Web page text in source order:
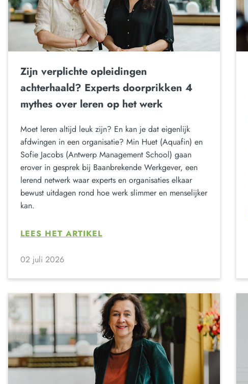
Zijn verplichte opleidingen
achterhaald? Experts doorprikken 4
mythes over leren op het werk
Moet leren altijd leuk zijn? En kan je dat eigenlijk
afdwingen in een organisatie? Min Huet (Aquafin) en
Sofie Jacobs (Antwerp Management School) gaan
erover in gesprek bij Baanbrekende Werkgever, een
lerend netwerk waar experts en organisaties elkaar
bewust uitdagen rond hoe werk slimmer en menselijker
kan.
LEES HET ARTIKEL
02 juli 2026